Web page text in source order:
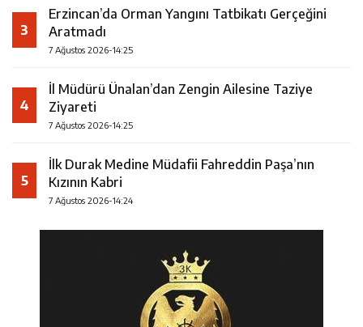
3
Erzincan’da Orman Yangını Tatbikatı Gerçeğini
Aratmadı
7 Ağustos 2026-14:25
4
İl Müdürü Ünalan’dan Zengin Ailesine Taziye
Ziyareti
7 Ağustos 2026-14:25
5
İlk Durak Medine Müdafii Fahreddin Paşa’nın
Kızının Kabri
7 Ağustos 2026-14:24